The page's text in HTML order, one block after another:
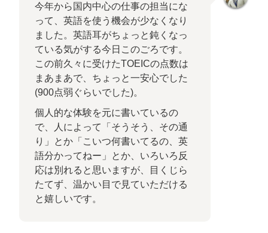
今年から国内中心の仕事の担当にな
って、英語を使う機会が少なくなり
ました。英語耳がちょっと鈍くなっ
ている気がする今日このごろです。
この前久々に受けたTOEICの点数は
まあまあで、ちょっと一安心でした
(900点弱ぐらいでした)。
個人的な体験を元に書いているの
で、人によって「そうそう、その通
り」とか「こいつ何書いてるの、英
語分かってねー」とか、いろいろ反
応は別れると思いますが、目くじら
たてず、温かい目で見ていただける
と嬉しいです。